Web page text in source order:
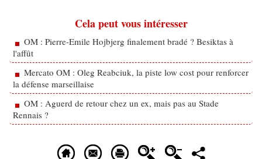
Cela peut vous intéresser
OM : Pierre-Emile Hojbjerg finalement bradé ? Besiktas à
l'affût
Mercato OM : Oleg Reabciuk, la piste low cost pour renforcer
la défense marseillaise
OM : Aguerd de retour chez un ex, mais pas au Stade
Rennais ?